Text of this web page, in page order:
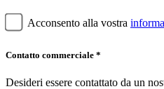
Acconsento alla vostra
Contatto commerciale *
Desideri essere contattato da un